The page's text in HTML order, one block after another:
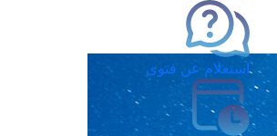
استعلام عن فتوى